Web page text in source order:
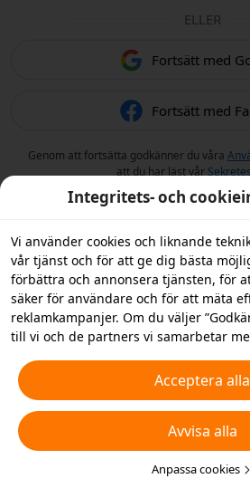
ELLER
Fortsätt med
Fortsätt med
Genom att fortsätta godkänner du våra
att du har läst vår
Integritets- och
Vi använder cookies och liknande
vår tjänst och för att ge dig bästa
förbättra och annonsera tjänsten, för
säker för användare och för att mäta
reklamkampanjer. Om du väljer
till vi och de partners vi samarbetar
”Avvisa alla” icke-nödvändiga cookies
typer av cookies du vill acceptera eller
klicka på ”Anpassa cookies” nedan,
detta i dina sekretessinställningar. Vi
spårningsändamål i iOS-appen. För
cookies och liknande tekniker.
Acceptera alla
Avvisa alla
Anpassa cookies